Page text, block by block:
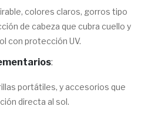
colores claros, gorros tipo
de cabeza que cubra cuello y
con protección UV.
:
portátiles, y accesorios que
directa al sol.